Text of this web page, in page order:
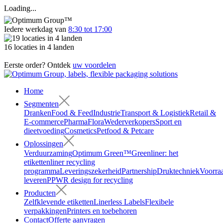
Loading...
Iedere werkdag van 8:30 tot 17:00
16 locaties in 4 landen
Eerste order? Ontdek uw voordelen
Home
Segmenten
DrankenFood & FeedIndustrieTransport & LogistiekRetail &
E-commercePharmaFloraWederverkopersSport en
dieetvoedingCosmeticsPetfood & Petcare
Oplossingen
VerduurzamingOptimum Green™Greenliner: het
etikettenliner recycling
programmaLeveringszekerheidPartnershipDruktechniek
leverenPPWR design for recycling
Producten
Zelfklevende etikettenLinerless LabelsFlexibele
verpakkingenPrinters en toebehoren
ContactOfferte aanvragen